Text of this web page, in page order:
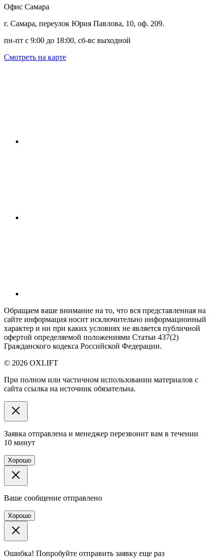
Офис Самара
г. Самара, переулок Юрия Павлова, 10, оф. 209.
пн-пт с 9:00 до 18:00, сб-вс выходной
Смотреть на карте
Обращаем ваше внимание на то, что вся представленная на
сайте информация носит исключительно информационный
характер и ни при каких условиях не является публичной
офертой определяемой положениями Статьи 437(2)
Гражданского кодекса Российской Федерации.
© 2026 OXLIFT
При полном или частичном использовании материалов с
сайта ссылка на источник обязательна.
Заявка отправлена и менеджер перезвонит вам в течении
10 минут
Хорошо
Ваше сообщение отправлено
Хорошо
Ошибка! Попробуйте отправить заявку еще раз